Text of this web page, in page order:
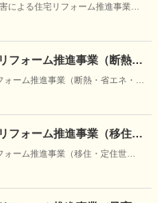
による住宅リフォーム推進事業
フォーム推進事業（断熱・
ーム推進事業（断熱・省エネ・防
フォーム推進事業（移住・
ーム推進事業（移住・定住世